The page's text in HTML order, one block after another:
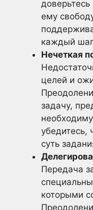
доверьтесь
ему
каждый
Нечеткая
целей и
задачу,
убедитесь,
суть
Передача
которыми